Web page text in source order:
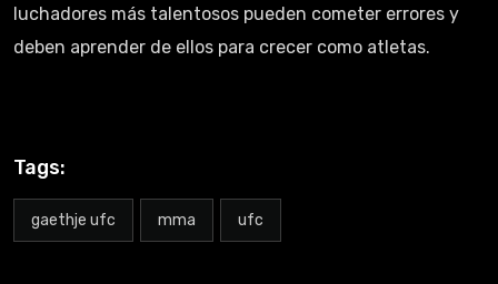
luchadores más talentosos pueden cometer errores y
deben aprender de ellos para crecer como atletas.
Tags:
gaethje ufc mma ufc